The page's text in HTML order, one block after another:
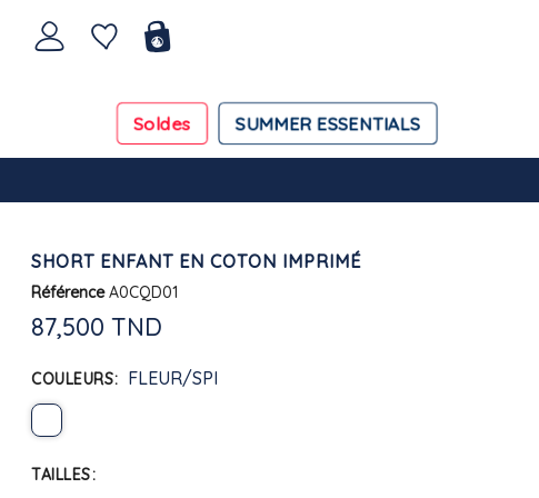
SUMMER ESSENTIALS
Soldes
SHORT ENFANT EN COTON IMPRIMÉ
Référence A0CQD01
87,500 TND
COULEURS FLEUR/SPI
TAILLES